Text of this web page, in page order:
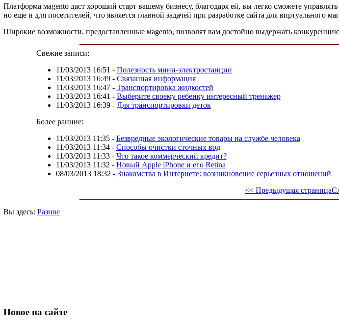
Платформа мagento даст хороший старт вашему бизнесу, благодаря ей, вы легко сможете
но еще и для посетителей, что является главной задачей при разработке сайта для виртуального
Широкие возможности, предоставленные мagento, позволят вам достойно выдержать
Свежие записи:
11/03/2013 16:51 - Полезность мини-электростанции
11/03/2013 16:49- Связанная информация
11/03/2013 16:47- Транспортировка жидкостей
11/03/2013 16:41 - Выберите своему ребенку интересный тренажер
11/03/2013 16:39- Для транспортировки деток
Более ранние:
11/03/2013 11:35- Безвредные экологические товары на службе человека
11/03/2013 11:34- Способы очистки сточных вод
11/03/2013 11:33- Что такое коммерческий кредит?
11/03/2013 11:32 - Новый Apple iPhone и его Retina
08/03/2013 18:32 - Знакомства в Интернете: возникновение серьезных отношений
<< Предыдущая страница
Вы здесь: Разное
Новое на сайте